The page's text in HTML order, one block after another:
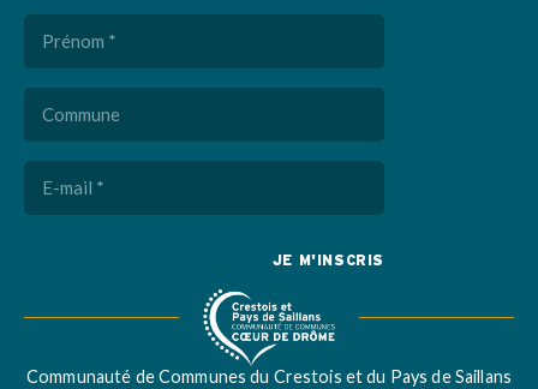
Prénom
(Nécessaire)
Commune
E-
mail
(Nécessaire)
Communauté de Communes du Crestois et du Pays de Saillans